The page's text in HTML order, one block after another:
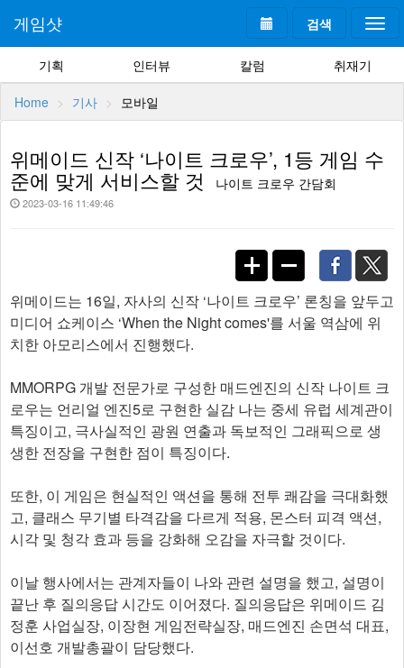
검색
게임샷
기획 인터뷰 칼럼 취재기
Home 기사 모바일
위메이드 신작 ‘나이트 크로우’, 1등 게임 수
준에 맞게 서비스할 것 나이트 크로우 간담회
2023-03-16 11:49:46
위메이드는 16일, 자사의 신작 ‘나이트 크로우’ 론칭을 앞두고
미디어 쇼케이스 ‘When the Night comes'를 서울 역삼에 위
치한 아모리스에서 진행했다.
MMORPG 개발 전문가로 구성한 매드엔진의 신작 나이트 크
로우는 언리얼 엔진5로 구현한 실감 나는 중세 유럽 세계관이
특징이고, 극사실적인 광원 연출과 독보적인 그래픽으로 생
생한 전장을 구현한 점이 특징이다.
또한, 이 게임은 현실적인 액션을 통해 전투 쾌감을 극대화했
고, 클래스 무기별 타격감을 다르게 적용, 몬스터 피격 액션,
시각 및 청각 효과 등을 강화해 오감을 자극할 것이다.
이날 행사에서는 관계자들이 나와 관련 설명을 했고, 설명이
끝난 후 질의응답 시간도 이어졌다. 질의응답은 위메이드 김
정훈 사업실장, 이장현 게임전략실장, 매드엔진 손면석 대표,
이선호 개발총괄이 담당했다.